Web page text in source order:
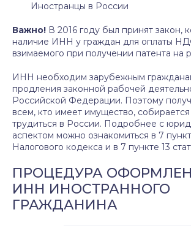
Иностранцы в России
Важно! В 2016 году был принят закон,
наличие ИНН у граждан для оплаты
взимаемого при получении патента на
ИНН необходим зарубежным
продления законной рабочей
Российской Федерации. Поэтому
всем, кто имеет имущество,
трудиться в России. Подробнее с
аспектом можно ознакомиться в 7
Налогового кодекса и в 7 пункте 13
ПРОЦЕДУРА
ИНН ИНОСТРАННОГО
ГРАЖДАНИНА